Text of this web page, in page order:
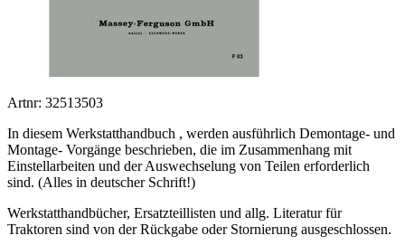
Artnr: 32513503
In diesem Werkstatthandbuch , werden ausführlich Demontage- und
Montage- Vorgänge beschrieben, die im Zusammenhang mit
Einstellarbeiten und der Auswechselung von Teilen erforderlich
sind. (Alles in deutscher Schrift!)
Werkstatthandbücher, Ersatzteillisten und allg. Literatur für
Traktoren sind von der Rückgabe oder Stornierung ausgeschlossen.